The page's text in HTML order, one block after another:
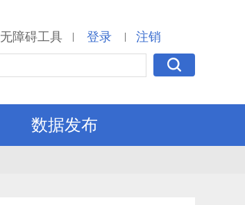
无障碍工具 | 登录 | 注销
数据发布